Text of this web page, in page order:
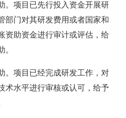
项目已先行投入资金开展研
部门对其研发费用或者国家和
资助资金进行审计或评估，给
。
项目已经完成研发工作，对
术水平进行审核或认可，给予